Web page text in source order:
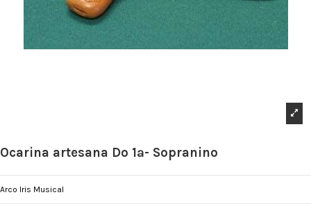
Ocarina artesana Do 1ª- Sopranino
Arco Iris Musical